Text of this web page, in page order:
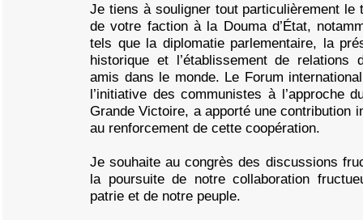
Je tiens à souligner tout particulièrement le
de votre faction à la Douma d’État,
tels que la diplomatie parlementaire, la
historique et l’établissement de relations
amis dans le monde. Le Forum
l’initiative des communistes à l’approche
Grande Victoire, a apporté une contribution
au renforcement de cette coopération.
Je souhaite au congrès des discussions
la poursuite de notre collaboration
patrie et de notre peuple.